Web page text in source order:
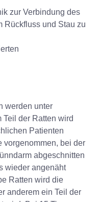
zur Verbindung des
Rückfluss und Stau zu
werden unter
der Ratten wird
Patienten
vorgenommen, bei der
abgeschnitten
wieder angenäht
Ratten wird die
anderem ein Teil der